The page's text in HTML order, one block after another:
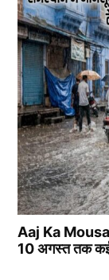
Aaj Ka
10 अगस्त तक कई